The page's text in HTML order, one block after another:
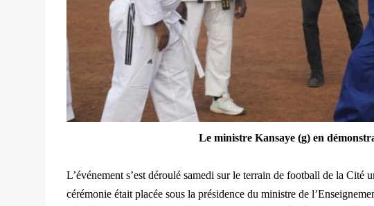
Le ministre Kansaye (g) en
L’événement s’est déroulé samedi sur le terrain de football de la Cité
cérémonie était placée sous la présidence du ministre de